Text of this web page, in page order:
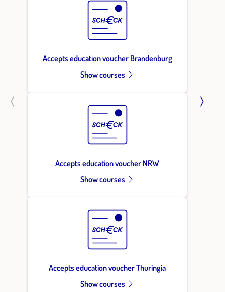
Accepts education voucher Brandenburg
Show courses
Accepts education voucher NRW
Show courses
Accepts education voucher Thuringia
Show courses